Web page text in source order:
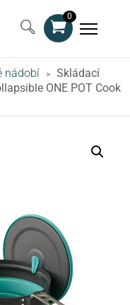
0
nádobí >
Skládací
ONE POT Cook